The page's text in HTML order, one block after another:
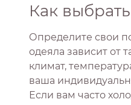
Как
Определите свои
одеяла зависит от
климат,
ваша
Если вам часто